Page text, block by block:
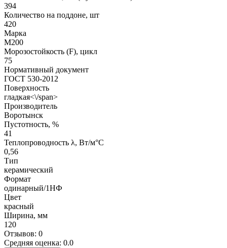
394
Количество на поддоне, шт
420
Марка
М200
Морозостойкость (F), цикл
75
Нормативный документ
ГОСТ 530-2012
Поверхность
гладкая<\/span>
Производитель
Воротынск
Пустотность, %
41
Теплопроводность λ, Вт/м°С
0,56
Тип
керамический
Формат
одинарный/1НФ
Цвет
красный
Ширина, мм
120
Отзывов: 0
Средняя оценка: 0.0